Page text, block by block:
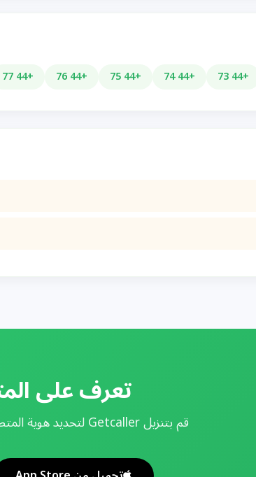
+44 73
+44 74
+44 75
+44 76
+44 77
تعرف على
قم بتنزيل Getcaller لتحديد هوية المتصل في الوقت الفعلي والحماية من البريد المزعج.